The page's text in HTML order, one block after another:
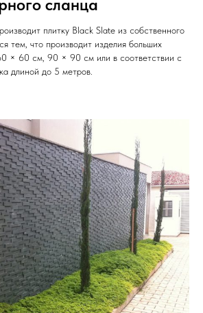
сланца
плитку Black Slate из собственного
тем, что производит изделия больших
× 60 см, 90 × 90 см или в соответствии с
длиной до 5 метров.